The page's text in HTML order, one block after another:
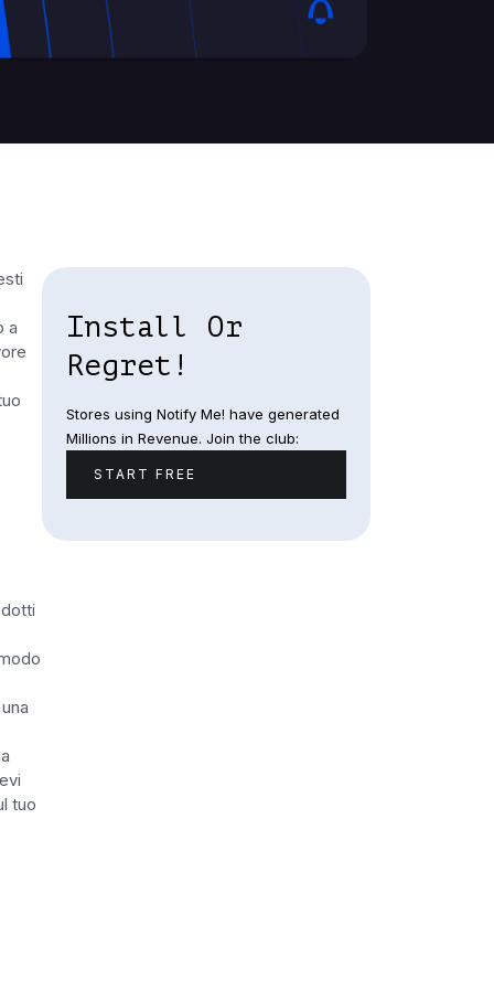
a
tuo
Install Or
Regret!
Stores using Notify Me! have generated
Millions in Revenue. Join the club:
START FREE